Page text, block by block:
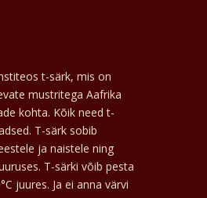
t-särk, mis on
mustritega Aafrika
kohta. Kõik need t-
T-särk sobib
ja naistele ning
T-särki võib pesta
juures. Ja ei anna värvi